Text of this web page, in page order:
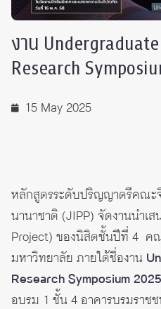
งาน
Research
15 May 2025
หลักสูตรระดับปริญญาตรีคณะ
นานาชาติ (JIPP) จัดงานนำเ
Project) ของนิสิตชั้นปีที่ 4 ค
มหาวิทยาลัย ภายใต้ชื่องาน
Research Symposium
อบรม 1 ชั้น 4 อาคารบรมรา